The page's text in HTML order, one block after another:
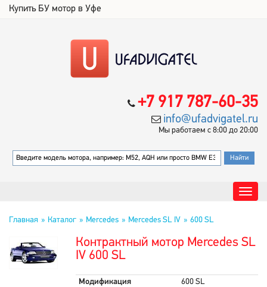
Купить БУ мотор в Уфе
+7 917 787-60-35
info@ufadvigatel.ru
Мы работаем с 8:00 до 20:00
Главная Каталог Mercedes Mercedes SL IV 600 SL
Контрактный мотор Mercedes SL
IV 600 SL
Модификация
600 SL